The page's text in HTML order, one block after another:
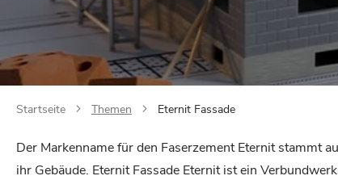
Startseite Themen Eternit Fassade
Der Markenname für den Faserzement Eternit stammt
ihr Gebäude. Eternit Fassade Eternit ist ein